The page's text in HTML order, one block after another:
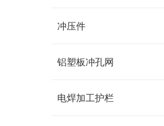
冲压件
铝塑板冲孔网
电焊加工护栏